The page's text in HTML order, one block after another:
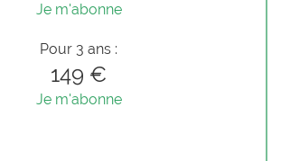
Je m'abonne
Pour 3 ans :
149 €
Je m'abonne